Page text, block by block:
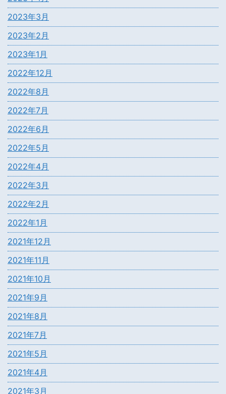
2023年3月
2023年2月
2023年1月
2022年12月
2022年8月
2022年7月
2022年6月
2022年5月
2022年4月
2022年3月
2022年2月
2022年1月
2021年12月
2021年11月
2021年10月
2021年9月
2021年8月
2021年7月
2021年5月
2021年4月
2021年3月